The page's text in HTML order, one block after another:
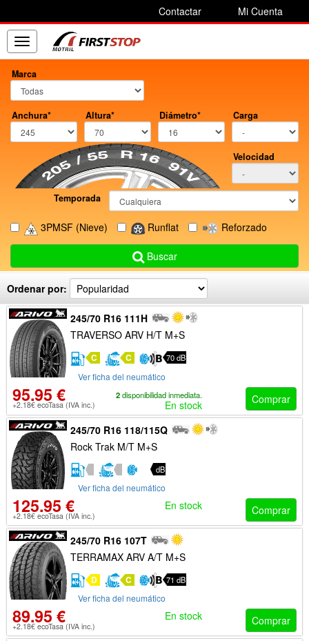
Contactar Mi Cuenta
Toggle
navigation
Marca
Anchura* Altura* Diámetro* Carga
Velocidad
Temporada
3PMSF (Nieve) Runflat Reforzado
Buscar
Ordenar por:
245/70 R16 111H
TRAVERSO ARV H/T M+S
C C 70 dB
Ver ficha del neumático
95.95 €
+2.18€ ecoTasa (IVA inc.) Comprar
2disponibilidad inmediata.
En stock
245/70 R16 118/115Q
Rock Trak M/T M+S
dB
Ver ficha del neumático
125.95 €
+2.18€ ecoTasa (IVA inc.) Comprar
En stock
245/70 R16 107T
TERRAMAX ARV A/T M+S
D C 71 dB
Ver ficha del neumático
89.95 €
+2.18€ ecoTasa (IVA inc.) Comprar
En stock